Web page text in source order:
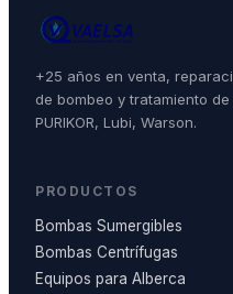
+25 años en venta,
de bombeo y tratamiento
PURIKOR, Lubi, Warson.
PRODUCTOS
Bombas Sumergibles
Bombas Centrífugas
Equipos para Alberca